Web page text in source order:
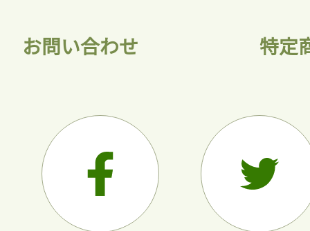
お問い合わせ 特定